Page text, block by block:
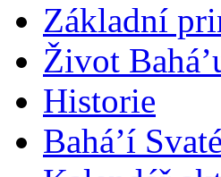
Základní
Život
Historie
Bahá’í